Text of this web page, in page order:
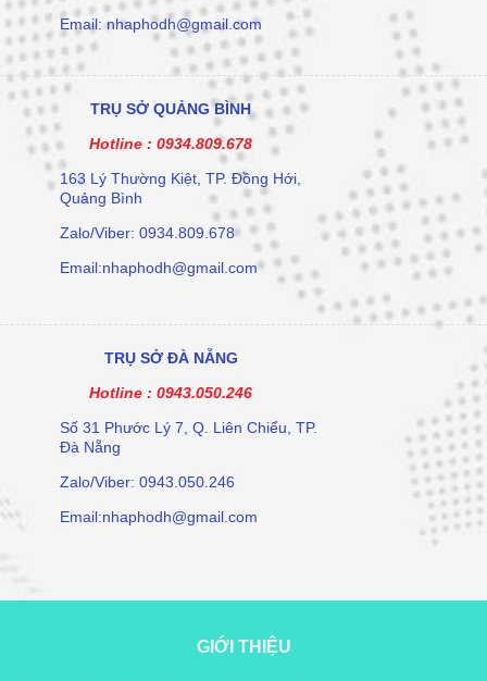
Email: nhaphodh@gmail.com
TRỤ SỞ QUẢNG BÌNH
Hotline : 0934.809.678
163 Lý Thường Kiệt, TP. Đồng Hới,
Quảng Bình
Zalo/Viber: 0934.809.678
Email:nhaphodh@gmail.com
TRỤ SỞ ĐÀ NẴNG
Hotline : 0943.050.246
Số 31 Phước Lý 7, Q. Liên Chiểu, TP.
Đà Nẵng
Zalo/Viber: 0943.050.246
Email:nhaphodh@gmail.com
GIỚI THIỆU